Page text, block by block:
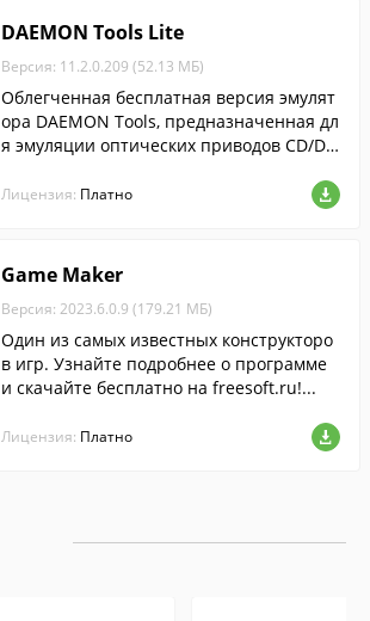
DAEMON Tools Lite
Версия: 11.2.0.209 (52.13 МБ)
Облегченная бесплатная версия эмулят
ора DAEMON Tools, предназначенная дл
я эмуляции оптических приводов CD/DV
Лицензия: Платно
Game Maker
Версия: 2023.6.0.9 (179.21 МБ)
Один из самых известных конструкторо
в игр. Узнайте подробнее о программе
и скачайте бесплатно на freesoft.ru!...
Лицензия: Платно